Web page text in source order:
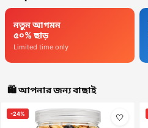
নতুন আগমন
৫০% ছাড়
Limited time only
🛍️ আপনার জন্য বাছাই
-24% 🤍